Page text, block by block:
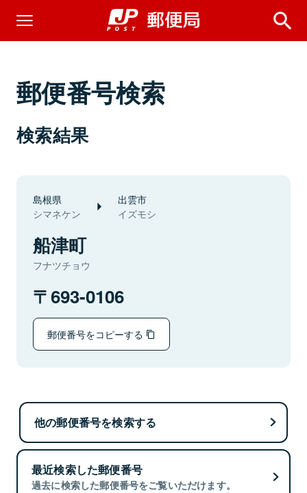
郵便番号検索
検索結果
島根県
シマネケン
出雲市
イズモシ
船津町
フナツチョウ
693-0106
郵便番号をコピーする
他の郵便番号を検索する
最近検索した郵便番号
過去に検索した郵便番号をご覧いただけます。